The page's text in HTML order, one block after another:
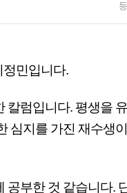
민입니다.
럼입니다. 평생을
심지를 가진 재수생
부한 것 같습니다.